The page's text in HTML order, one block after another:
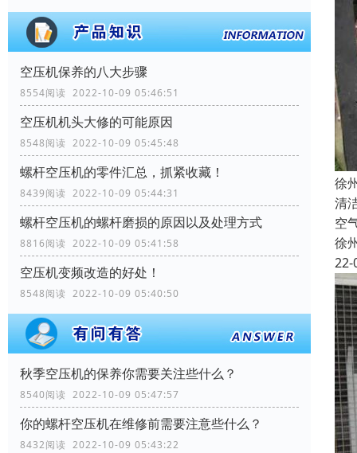
空压机保养的八大步骤
8554阅读 2022-10-09 05:46:51
空压机机头大修的可能原因
8548阅读 2022-10-09 05:45:48
螺杆空压机的零件汇总，抓紧收藏！
8439阅读 2022-10-09 05:44:31
螺杆空压机的螺杆磨损的原因以及处理方式
8816阅读 2022-10-09 05:41:58
空压机变频改造的好处！
8548阅读 2022-10-09 05:40:50
秋季空压机的保养你需要关注些什么？
8540阅读 2022-10-09 05:47:57
你的螺杆空压机在维修前需要注意些什么？
8432阅读 2022-10-09 05:43:22
徐
清
空
徐
22-